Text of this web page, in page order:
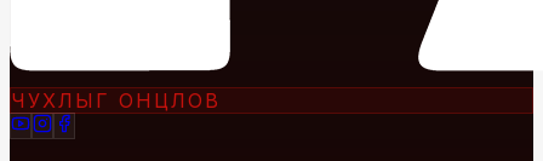
ЧУХЛЫГ ОНЦЛОВ